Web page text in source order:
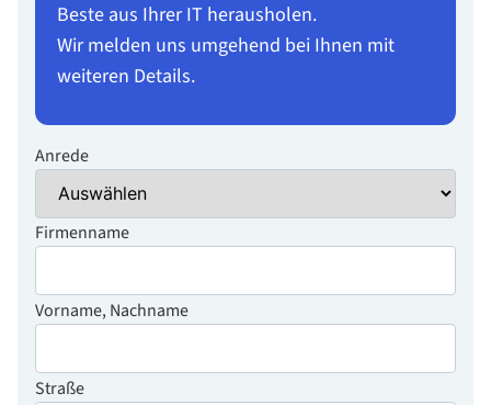
Beste aus Ihrer IT herausholen.
Wir melden uns umgehend bei Ihnen mit
weiteren Details.
Anrede
Firmenname
Vorname, Nachname
Straße